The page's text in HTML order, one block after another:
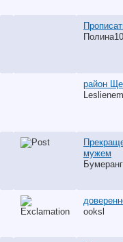
Полина10
район
Leslienem
мужем
Бумеранг
ooksl